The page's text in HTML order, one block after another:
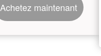
Achetez maintenant